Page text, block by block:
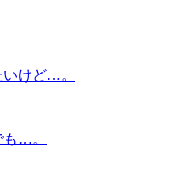
けど…。
…。